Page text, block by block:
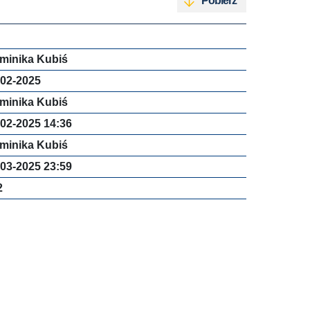
Kubiś
2025
Kubiś
2025 14:36
Kubiś
2025 23:59